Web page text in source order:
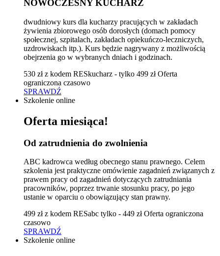
NOWOCZESNY KUCHARZ
dwudniowy kurs dla kucharzy pracujących w zakładach
żywienia zbiorowego osób dorosłych (domach pomocy
społecznej, szpitalach, zakładach opiekuńczo-leczniczych,
uzdrowiskach itp.). Kurs będzie nagrywany z możliwością
obejrzenia go w wybranych dniach i godzinach.
530 zł z kodem RESkucharz - tylko 499 zł Oferta
ograniczona czasowo
SPRAWDŹ
Szkolenie online
Oferta miesiąca!
Od zatrudnienia do zwolnienia
ABC kadrowca według obecnego stanu prawnego. Celem
szkolenia jest praktyczne omówienie zagadnień związanych z
prawem pracy od zagadnień dotyczących zatrudniania
pracowników, poprzez trwanie stosunku pracy, po jego
ustanie w oparciu o obowiązujący stan prawny.
499 zł z kodem RESabc tylko - 449 zł Oferta ograniczona
czasowo
SPRAWDŹ
Szkolenie online